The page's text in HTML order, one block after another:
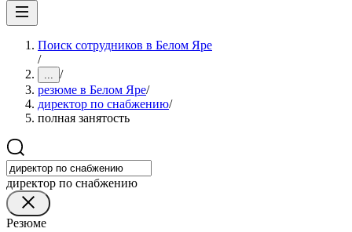
Поиск сотрудников в Белом Яре
/
... /
резюме в Белом Яре/
директор по снабжению/
полная занятость
директор по снабжению
Резюме